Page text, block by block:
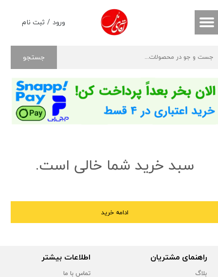
ورود / ثبت نام
حساب کاربری من
خروج از حساب کاربری
جستجو
سبد خرید شما خالی است.
ادامه خرید
راهنمای مشتریان
بلاگ
اطلاعات بیشتر
تماس با ما